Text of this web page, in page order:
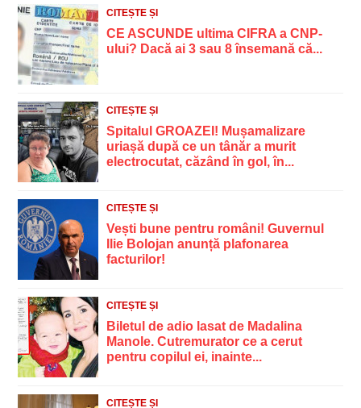
CITEȘTE ȘI
CE ASCUNDE ultima CIFRA a CNP-
ului? Dacă ai 3 sau 8 însemană că...
CITEȘTE ȘI
Spitalul GROAZEI! Mușamalizare
uriașă după ce un tânăr a murit
electrocutat, căzând în gol, în...
CITEȘTE ȘI
Vești bune pentru români! Guvernul
Ilie Bolojan anunță plafonarea
facturilor!
CITEȘTE ȘI
Biletul de adio lasat de Madalina
Manole. Cutremurator ce a cerut
pentru copilul ei, inainte...
CITEȘTE ȘI